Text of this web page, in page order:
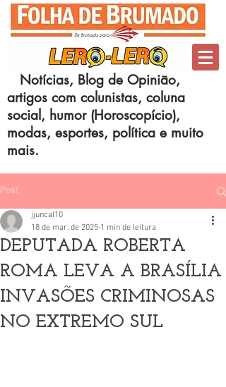
Notícias, Blog de Opinião,
artigos com colunistas, coluna
social, humor (Horoscopício),
modas, esportes, política e muito
mais.
Post
DEPUTADA ROBERTA
ROMA LEVA A BRASÍLIA
INVASÕES CRIMINOSAS
NO EXTREMO SUL
jjuncal10
18 de mar. de 2025 1 min de leitura